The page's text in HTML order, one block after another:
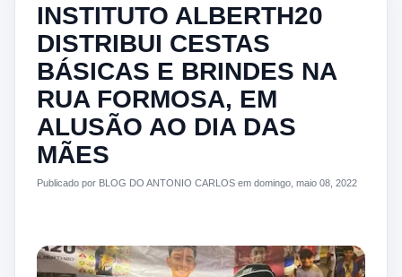
INSTITUTO ALBERTH20
DISTRIBUI CESTAS
BÁSICAS E BRINDES NA
RUA FORMOSA, EM
ALUSÃO AO DIA DAS
MÃES
Publicado por BLOG DO ANTONIO CARLOS em domingo, maio 08, 2022